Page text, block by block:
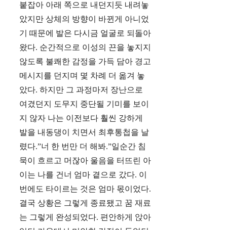
붙잡아 아래 쪽으로 내던지듯 내려놓
았지만 상체의 방향이 바뀐게 아니었
기 때문에 발은 다시금 얼굴로 되돌아
왔다. 순간적으로 이성의 끈을 놓지지
않도록 불쾌한 감정을 가득 담아 경고
메시지를 던지며 몇 차례 더 옮겨 놓
았다. 하지만 그 과정마저 장난으로
여겼던지 도무지 중단될 기미를 보이
지 않자 나는 이전보다 훨씬 강하게
발을 내동댕이 치면서 최후통첩을 날
렸다.”너 한 번만 더 해봐.”일순간 침
묵이 흐르고 머잖아 울음을 터뜨린 아
이는 나를 건너 엄마 곁으로 갔다. 이
번에도 타이르는 것은 엄마 몫이었다.
결국 상황은 그렇게 종료됐고 꿈 재료
는 그렇게 완성되었다. 편안하게 앉아